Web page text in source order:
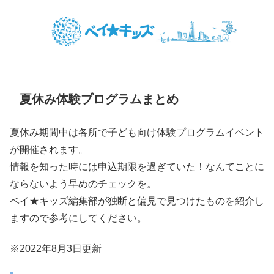
夏休み体験プログラムまとめ
夏休み期間中は各所で子ども向け体験プログラムイベント
が開催されます。
情報を知った時には申込期限を過ぎていた！なんてことに
ならないよう早めのチェックを。
ベイ★キッズ編集部が独断と偏見で見つけたものを紹介し
ますので参考にしてください。
※2022年8月3日更新